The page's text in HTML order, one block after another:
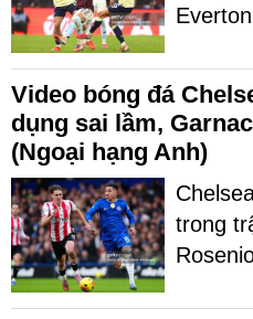
Video bóng đá
dụng sai lầm,
(Ngoại hạng Anh)
trong